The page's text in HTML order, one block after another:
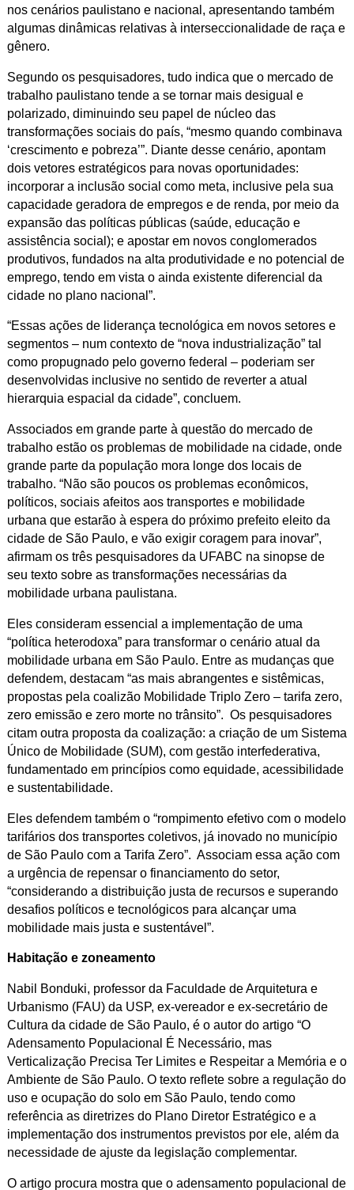
nos cenários paulistano e nacional, apresentando também
algumas dinâmicas relativas à interseccionalidade de raça e
gênero.
Segundo os pesquisadores, tudo indica que o mercado de
trabalho paulistano tende a se tornar mais desigual e
polarizado, diminuindo seu papel de núcleo das
transformações sociais do país, “mesmo quando combinava
‘crescimento e pobreza’”. Diante desse cenário, apontam
dois vetores estratégicos para novas oportunidades:
incorporar a inclusão social como meta, inclusive pela sua
capacidade geradora de empregos e de renda, por meio da
expansão das políticas públicas (saúde, educação e
assistência social); e apostar em novos conglomerados
produtivos, fundados na alta produtividade e no potencial de
emprego, tendo em vista o ainda existente diferencial da
cidade no plano nacional”.
“Essas ações de liderança tecnológica em novos setores e
segmentos – num contexto de “nova industrialização” tal
como propugnado pelo governo federal – poderiam ser
desenvolvidas inclusive no sentido de reverter a atual
hierarquia espacial da cidade”, concluem.
Associados em grande parte à questão do mercado de
trabalho estão os problemas de mobilidade na cidade, onde
grande parte da população mora longe dos locais de
trabalho. “Não são poucos os problemas econômicos,
políticos, sociais afeitos aos transportes e mobilidade
urbana que estarão à espera do próximo prefeito eleito da
cidade de São Paulo, e vão exigir coragem para inovar”,
afirmam os três pesquisadores da UFABC na sinopse de
seu texto sobre as transformações necessárias da
mobilidade urbana paulistana.
Eles consideram essencial a implementação de uma
“política heterodoxa” para transformar o cenário atual da
mobilidade urbana em São Paulo. Entre as mudanças que
defendem, destacam “as mais abrangentes e sistêmicas,
propostas pela coalizão Mobilidade Triplo Zero – tarifa zero,
zero emissão e zero morte no trânsito”. Os pesquisadores
citam outra proposta da coalização: a criação de um Sistema
Único de Mobilidade (SUM), com gestão interfederativa,
fundamentado em princípios como equidade, acessibilidade
e sustentabilidade.
Eles defendem também o “rompimento efetivo com o modelo
tarifários dos transportes coletivos, já inovado no município
de São Paulo com a Tarifa Zero”. Associam essa ação com
a urgência de repensar o financiamento do setor,
“considerando a distribuição justa de recursos e superando
desafios políticos e tecnológicos para alcançar uma
mobilidade mais justa e sustentável”.
Habitação e zoneamento
Nabil Bonduki, professor da Faculdade de Arquitetura e
Urbanismo (FAU) da USP, ex-vereador e ex-secretário de
Cultura da cidade de São Paulo, é o autor do artigo “O
Adensamento Populacional É Necessário, mas
Verticalização Precisa Ter Limites e Respeitar a Memória e o
Ambiente de São Paulo. O texto reflete sobre a regulação do
uso e ocupação do solo em São Paulo, tendo como
referência as diretrizes do Plano Diretor Estratégico e a
implementação dos instrumentos previstos por ele, além da
necessidade de ajuste da legislação complementar.
O artigo procura mostra que o adensamento populacional de